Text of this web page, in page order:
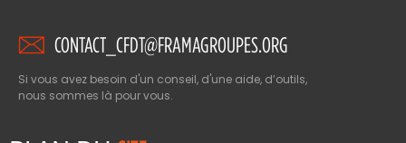
CONTACT_CFDT@FRAMAGROUPES.ORG
Si vous avez besoin d'un conseil, d'une aide, d’outils,
nous sommes là pour vous.